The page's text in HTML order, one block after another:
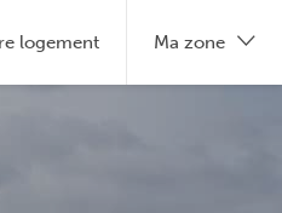
logement Ma zone